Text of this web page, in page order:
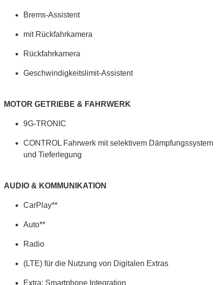
Brems-Assistent
mit Rückfahrkamera
Rückfahrkamera
Geschwindigkeitslimit-Assistent
MOTOR GETRIEBE & FAHRWERK
9G-TRONIC
CONTROL Fahrwerk mit selektivem Dämpfungssystem
und Tieferlegung
AUDIO & KOMMUNIKATION
CarPlay**
Auto**
Radio
(LTE) für die Nutzung von Digitalen Extras
Extra: Smartphone Integration